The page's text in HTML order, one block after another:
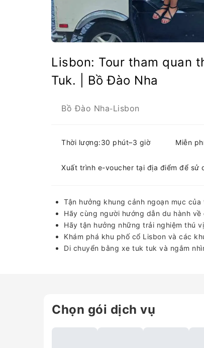
Lisbon: Tour tham quan
Tuk. | Bồ Đào Nha
Bồ Đào Nha-Lisbon
Thời lượng:30 phút–3 giờ Miễn
Xuất trình e-voucher tại địa điểm để sử
Tận hưởng khung cảnh ngoạn mục
Hãy cùng người hướng dẫn du hành về
Hãy tận hưởng những trải nghiệm thú
Khám phá khu phố cổ Lisbon và các
Di chuyển bằng xe tuk tuk và ngắm
Chọn gói dịch vụ